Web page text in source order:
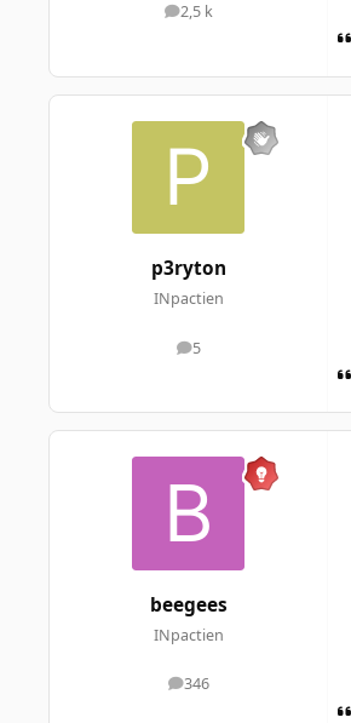
2,5 k
messages
p3ryton
INpactien
5
messages
beegees
INpactien
346
messages